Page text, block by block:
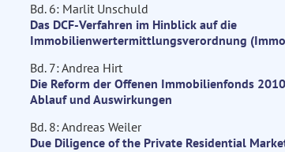
Bd. 6: Marlit Unschuld
Das DCF-Verfahren im Hinblick auf die
Immobilienwertermittlungsverordnung
Bd. 7: Andrea Hirt
Die Reform der Offenen Immobilienfonds
Ablauf und Auswirkungen
Bd. 8: Andreas Weiler
Due Diligence of the Private Residential